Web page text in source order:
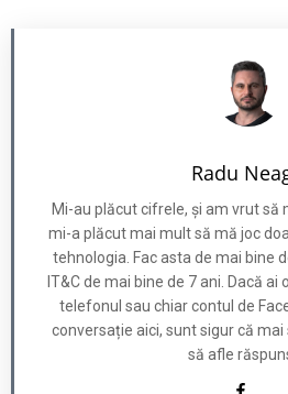
Radu
Mi-au plăcut cifrele, și am vrut să
mi-a plăcut mai mult să mă joc
tehnologia. Fac asta de mai bine
IT&C de mai bine de 7 ani. Dacă
telefonul sau chiar contul de
conversație aici, sunt sigur că
să afle